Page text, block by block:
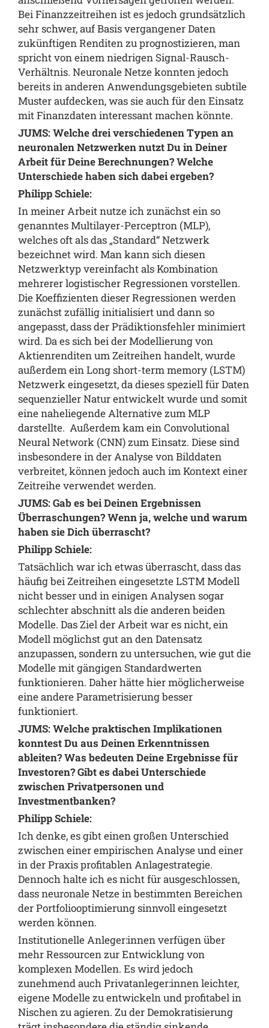
Bei Finanzzeitreihen ist es jedoch grundsätzlich
sehr schwer, auf Basis vergangener Daten
zukünftigen Renditen zu prognostizieren, man
spricht von einem niedrigen Signal-Rausch-
Verhältnis. Neuronale Netze konnten jedoch
bereits in anderen Anwendungsgebieten subtile
Muster aufdecken, was sie auch für den Einsatz
mit Finanzdaten interessant machen könnte.
JUMS: Welche drei verschiedenen Typen an
neuronalen Netzwerken nutzt Du in Deiner
Arbeit für Deine Berechnungen? Welche
Unterschiede haben sich dabei ergeben?
Philipp Schiele:
In meiner Arbeit nutze ich zunächst ein so
genanntes Multilayer-Perceptron (MLP),
welches oft als das „Standard“ Netzwerk
bezeichnet wird. Man kann sich diesen
Netzwerktyp vereinfacht als Kombination
mehrerer logistischer Regressionen vorstellen.
Die Koeffizienten dieser Regressionen werden
zunächst zufällig initialisiert und dann so
angepasst, dass der Prädiktionsfehler minimiert
wird. Da es sich bei der Modellierung von
Aktienrenditen um Zeitreihen handelt, wurde
außerdem ein Long short-term memory (LSTM)
Netzwerk eingesetzt, da dieses speziell für Daten
sequenzieller Natur entwickelt wurde und somit
eine naheliegende Alternative zum MLP
darstellte. Außerdem kam ein Convolutional
Neural Network (CNN) zum Einsatz. Diese sind
insbesondere in der Analyse von Bilddaten
verbreitet, können jedoch auch im Kontext einer
Zeitreihe verwendet werden.
JUMS: Gab es bei Deinen Ergebnissen
Überraschungen? Wenn ja, welche und warum
haben sie Dich überrascht?
Philipp Schiele:
Tatsächlich war ich etwas überrascht, dass das
häufig bei Zeitreihen eingesetzte LSTM Modell
nicht besser und in einigen Analysen sogar
schlechter abschnitt als die anderen beiden
Modelle. Das Ziel der Arbeit war es nicht, ein
Modell möglichst gut an den Datensatz
anzupassen, sondern zu untersuchen, wie gut die
Modelle mit gängigen Standardwerten
funktionieren. Daher hätte hier möglicherweise
eine andere Parametrisierung besser
funktioniert.
JUMS: Welche praktischen Implikationen
konntest Du aus Deinen Erkenntnissen
ableiten? Was bedeuten Deine Ergebnisse für
Investoren? Gibt es dabei Unterschiede
zwischen Privatpersonen und
Investmentbanken?
Philipp Schiele:
Ich denke, es gibt einen großen Unterschied
zwischen einer empirischen Analyse und einer
in der Praxis profitablen Anlagestrategie.
Dennoch halte ich es nicht für ausgeschlossen,
dass neuronale Netze in bestimmten Bereichen
der Portfoliooptimierung sinnvoll eingesetzt
werden können.
Institutionelle Anleger:innen verfügen über
mehr Ressourcen zur Entwicklung von
komplexen Modellen. Es wird jedoch
zunehmend auch Privatanleger:innen leichter,
eigene Modelle zu entwickeln und profitabel in
Nischen zu agieren. Zu der Demokratisierung